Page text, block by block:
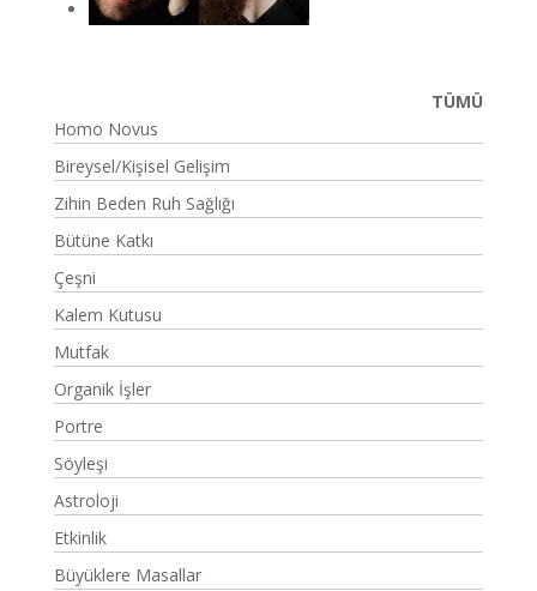
TÜMÜ
Homo Novus
Bireysel/Kişisel Gelişim
Zihin Beden Ruh Sağlığı
Bütüne Katkı
Çeşni
Kalem Kutusu
Mutfak
Organik İşler
Portre
Söyleşi
Astroloji
Etkinlik
Büyüklere Masallar